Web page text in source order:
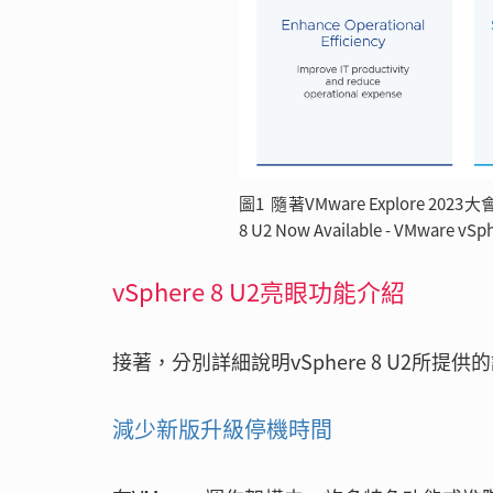
圖1 隨著VMware Explore 2023大
8 U2 Now Available - VMware
vSphere 8 U2亮眼功能介紹
接著，分別詳細說明vSphere 8 U2所提供
減少新版升級停機時間